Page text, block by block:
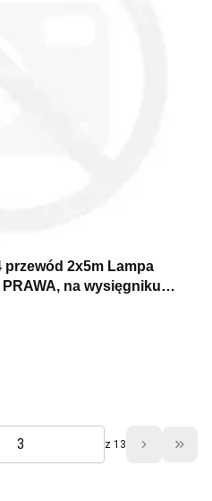
przewód 2x5m Lampa
na wysięgniku
produktami z 13